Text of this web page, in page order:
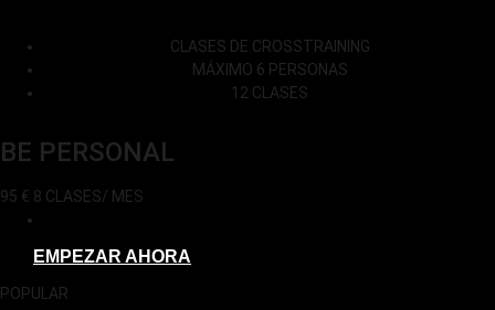
CLASES DE CROSSTRAINING
MÁXIMO 6 PERSONAS
12 CLASES
BE PERSONAL
95 € 8 CLASES/ MES
EMPEZAR AHORA
POPULAR